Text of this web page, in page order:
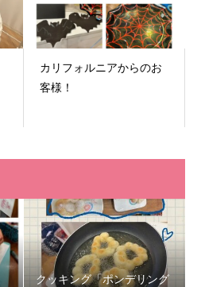
カリフォルニアからのお
客様！
クッキング「ポンデリング